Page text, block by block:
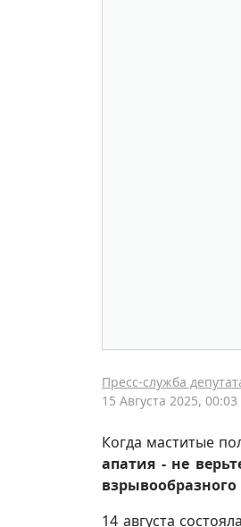
Пресс-служба
15 Августа 2025, 00:03
Когда маститые
апатия - не
14 августа